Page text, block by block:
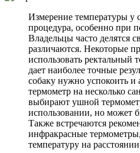
Измерение температуры у
процедура, особенно при
Владельцы часто делятся
различаются. Некоторые
использовать ректальный
дает наиболее точные
собаку нужно успокоить и
термометр на несколько
выбирают ушной
использовании, но может
Также встречаются
инфракрасные
температуру на